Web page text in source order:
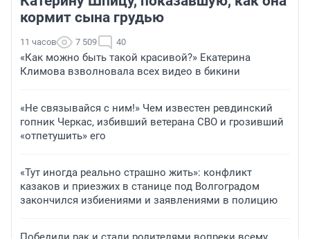
кормит сына грудью
11 часов 7 509 40
«Как можно быть такой красивой?» Екатерина
Климова взволновала всех видео в бикини
«Не связывайся с ним!» Чем известен ревдинский
гопник Черкас, избивший ветерана СВО и грозивший
«отпетушить» его
«Тут иногда реально страшно жить»: конфликт
казаков и приезжих в станице под Волгоградом
закончился избиениями и заявлениями в полицию